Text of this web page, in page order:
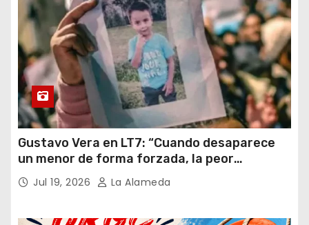
Gustavo Vera en LT7: “Cuando desaparece
un menor de forma forzada, la peor
hipótesis es trata, y así debe seguir
caratulado el caso Loan”
Jul 19, 2026 La Alameda